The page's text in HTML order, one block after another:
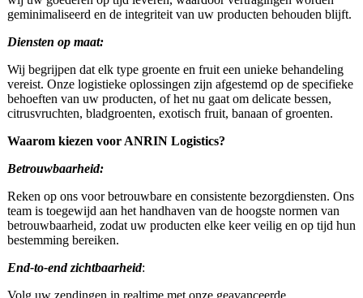
geminimaliseerd en de integriteit van uw producten behouden blijft.
Diensten op maat:
Wij begrijpen dat elk type groente en fruit een unieke behandeling
vereist. Onze logistieke oplossingen zijn afgestemd op de specifieke
behoeften van uw producten, of het nu gaat om delicate bessen,
citrusvruchten, bladgroenten, exotisch fruit, banaan of groenten.
Waarom kiezen voor ANRIN Logistics?
Betrouwbaarheid:
Reken op ons voor betrouwbare en consistente bezorgdiensten. Ons
team is toegewijd aan het handhaven van de hoogste normen van
betrouwbaarheid, zodat uw producten elke keer veilig en op tijd hun
bestemming bereiken.
End-to-end zichtbaarheid:
Volg uw zendingen in realtime met onze geavanceerde